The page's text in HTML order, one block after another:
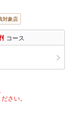
対象店
コース
さい。